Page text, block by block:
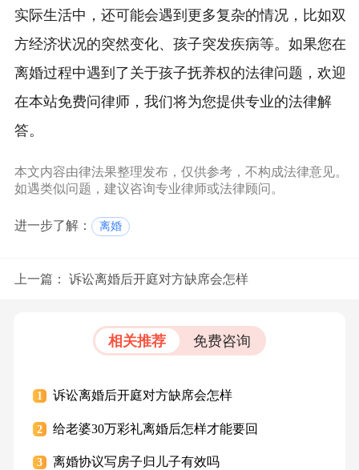
实际生活中，还可能会遇到更多复杂的情况，比如双
方经济状况的突然变化、孩子突发疾病等。如果您在
离婚过程中遇到了关于孩子抚养权的法律问题，欢迎
在本站免费问律师，我们将为您提供专业的法律解
答。
本文内容由律法果整理发布，仅供参考，不构成法律意见。
如遇类似问题，建议咨询专业律师或法律顾问。
进一步了解： 离婚
上一篇： 诉讼离婚后开庭对方缺席会怎样
相关推荐 免费咨询
1 诉讼离婚后开庭对方缺席会怎样
2 给老婆30万彩礼离婚后怎样才能要回
3 离婚协议写房子归儿子有效吗